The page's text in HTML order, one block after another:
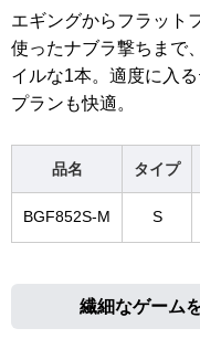
エギングからフラット
使ったナブラ撃ちまで
イルな1本。適度に入
プランも快適。
品名 タイプ
BGF852S-M S
繊細なゲーム